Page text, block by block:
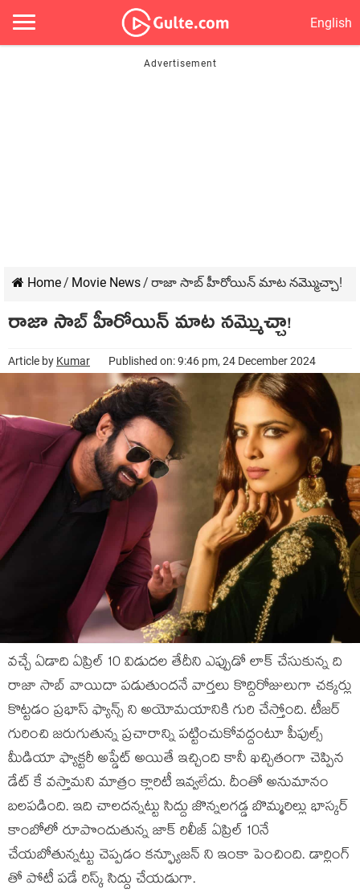
English
Home/ Movie News/ రాజా సాబ్ హీరోయిన్ మాట నమ్మొచ్చా!
రాజా సాబ్ హీరోయిన్ మాట నమ్మొచ్చా!
Article by Kumar Published on: 9:46 pm, 24 December 2024
వచ్చే ఏడాది ఏప్రిల్ 10 విడుదల తేదీని ఎప్పుడో లాక్ చేసుకున్న ది
రాజా సాబ్ వాయిదా పడుతుందనే వార్తలు కొద్దిరోజులుగా చక్కర్లు
కొట్టడం ప్రభాస్ ఫ్యాన్స్ ని అయోమయానికి గురి చేస్తోంది. టీజర్
గురించి జరుగుతున్న ప్రచారాన్ని పట్టించుకోవద్దంటూ పీపుల్స్
మీడియా ఫ్యాక్టరీ అప్డేట్ అయితే ఇచ్చింది కానీ ఖచ్చితంగా చెప్పిన
డేట్ కే వస్తామని మాత్రం క్లారిటీ ఇవ్వలేదు. దీంతో అనుమానం
బలపడింది. ఇది చాలదన్నట్టు సిద్దు జొన్నలగడ్డ బొమ్మరిల్లు భాస్కర్
కాంబోలో రూపొందుతున్న జాక్ రిలీజ్ ఏప్రిల్ 10నే
చేయబోతున్నట్టు చెప్పడం కన్ఫ్యూజన్ ని ఇంకా పెంచింది. డార్లింగ్
తో పోటీ పడే రిస్క్ సిద్దు చేయడుగా.